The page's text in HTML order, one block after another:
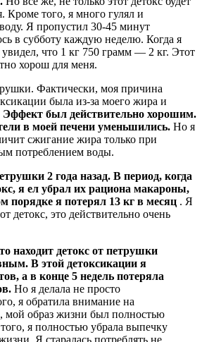
Кроме того, я много гулял и
Я пропустил 30-45 минут
в субботу каждую неделю. Когда я
что 1 кг 750 грамм — 2 кг. Этот
хорош для меня.
Фактически, моя причина
была из-за моего жира и
Эффект был действительно хорошим.
в моей печени уменьшились. Но я
сжигание жира только при
потреблением воды.
2 года назад. В период, когда
я ел убрал их рациона макароны,
порядке я потерял 13 кг в месяц . Я
детокс, это действительно очень
находит детокс от петрушки
В этой детоксикации я
а в конце 5 недель потеряла
Но я делала не просто
я обратила внимание на
мой образ жизни был полностью
я полностью убрала выпечку